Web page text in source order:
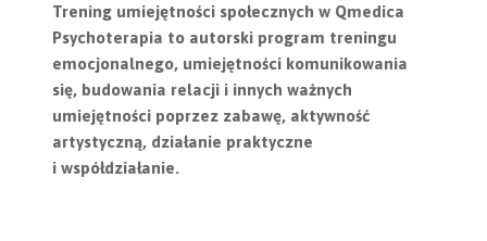
Trening umiejętności społecznych w Qmedica
Psychoterapia to autorski program treningu
emocjonalnego, umiejętności komunikowania
się, budowania relacji i innych ważnych
umiejętności poprzez zabawę, aktywność
artystyczną, działanie praktyczne
i współdziałanie.